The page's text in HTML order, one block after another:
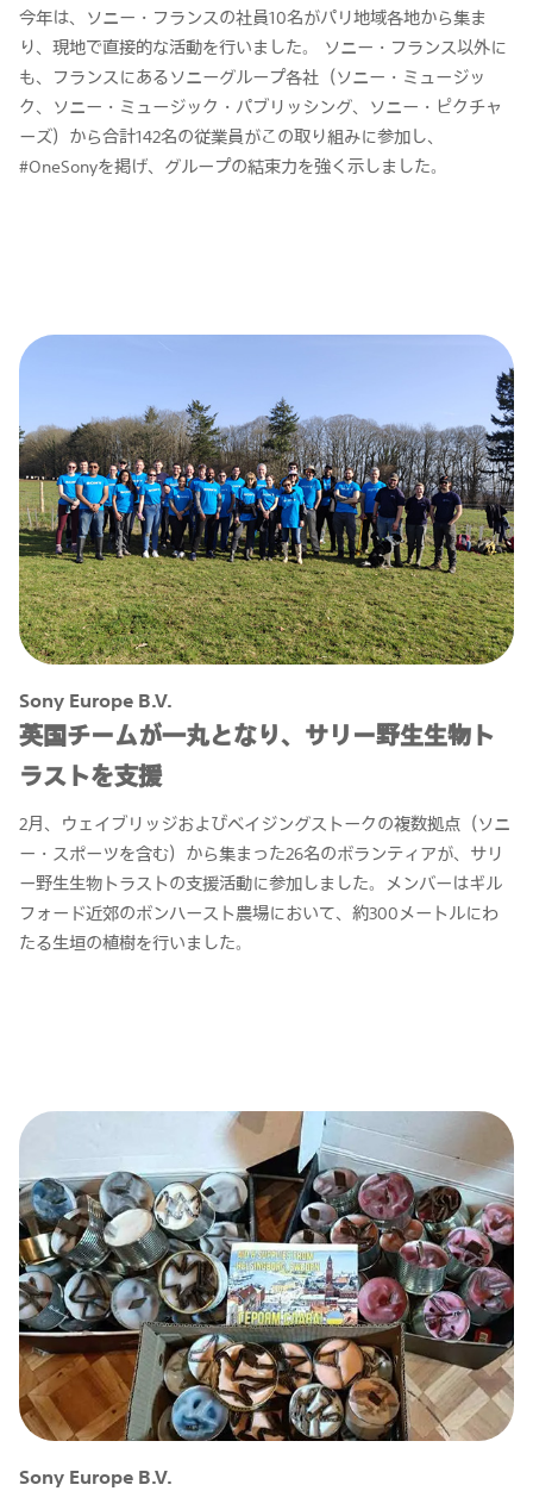
今年は、ソニー・フランスの社員10名がパリ地域各地から集ま
り、現地で直接的な活動を行いました。 ソニー・フランス以外に
も、フランスにあるソニーグループ各社（ソニー・ミュージッ
ク、ソニー・ミュージック・パブリッシング、ソニー・ピクチャ
ーズ）から合計142名の従業員がこの取り組みに参加し、
#OneSonyを掲げ、グループの結束力を強く示しました。
Sony Europe B.V.
英国チームが一丸となり、サリー野生生物ト
ラストを支援
2月、ウェイブリッジおよびベイジングストークの複数拠点（ソニ
ー・スポーツを含む）から集まった26名のボランティアが、サリ
ー野生生物トラストの支援活動に参加しました。メンバーはギル
フォード近郊のボンハースト農場において、約300メートルにわ
たる生垣の植樹を行いました。
Sony Europe B.V.